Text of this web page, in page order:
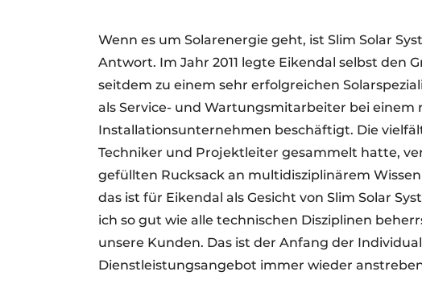
Wenn es um Solarenergie geht, ist Slim Solar
Antwort. Im Jahr 2011 legte Eikendal selbst den
seitdem zu einem sehr erfolgreichen
als Service- und Wartungsmitarbeiter bei
Installationsunternehmen beschäftigt. Die
Techniker und Projektleiter gesammelt hatte,
gefüllten Rucksack an multidisziplinärem
das ist für Eikendal als Gesicht von Slim Solar
ich so gut wie alle technischen Disziplinen
unsere Kunden. Das ist der Anfang der
Dienstleistungsangebot immer wieder